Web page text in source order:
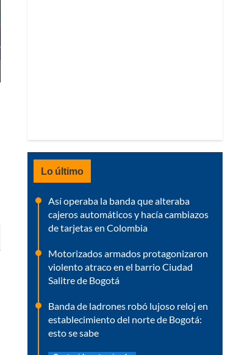
Lo último
Así operaba la banda que alteraba
cajeros automáticos y hacía cambiazos
de tarjetas en Colombia
Motorizados armados protagonizaron
violento atraco en el barrio Ciudad
Salitre de Bogotá
Banda de ladrones robó lujoso reloj en
establecimiento del norte de Bogotá:
esto se sabe